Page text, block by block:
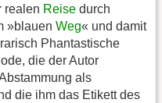
realen Reise durch
»blauen Weg« und damit
Phantastische
die der Autor
als
die ihm das Etikett des